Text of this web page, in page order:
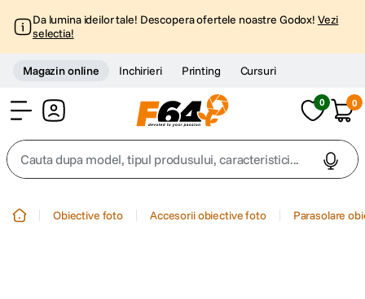
Da lumina ideilor tale! Descopera ofertele noastre Godox! Vezi
selectia!
Magazin online Inchirieri Printing Cursuri
0 0
Cauta dupa model, tipul produsului, caracteristici...
Obiective foto Accesorii obiective foto Parasolare